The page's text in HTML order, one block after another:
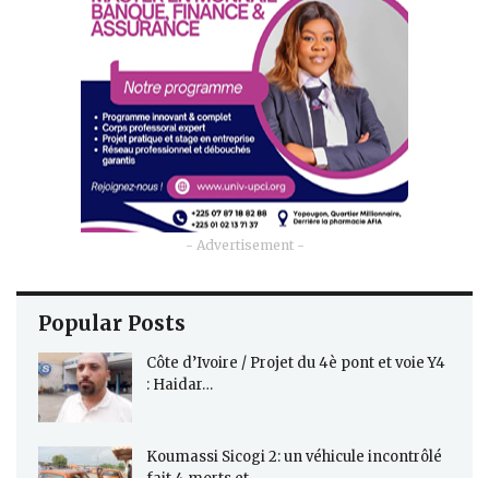
- Advertisement -
Popular Posts
Côte d’Ivoire / Projet du 4è pont et voie Y4
: Haidar…
Koumassi Sicogi 2: un véhicule incontrôlé